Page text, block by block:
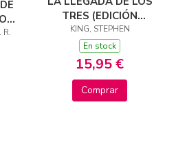
R.
TRES (EDICIÓN
CANTOS TINTADOS)
(LA TORRE OSCURA
2)
KING, STEPHEN
En stock
15,95 €
Comprar